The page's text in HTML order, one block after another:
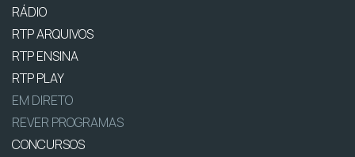
RÁDIO
RTP ARQUIVOS
RTP ENSINA
RTP PLAY
EM DIRETO
REVER PROGRAMAS
CONCURSOS